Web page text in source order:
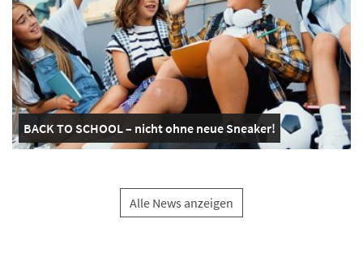
BACK TO SCHOOL – nicht ohne neue Sneaker!
Alle News anzeigen